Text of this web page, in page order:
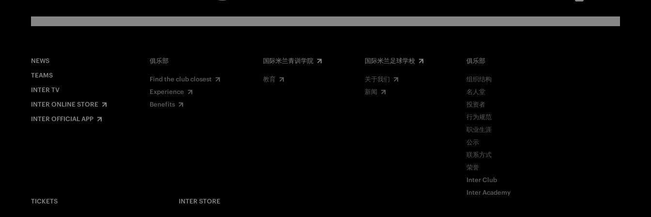
NEWS
TEAMS
INTER TV
INTER ONLINE STORE
INTER OFFICIAL APP
俱乐部
Find the club closest
Experience
Benefits
国际米兰青训学院
教育
国际米兰足球学校
关于我们
新闻
俱乐部
组织结构
名人堂
投资者
行为规范
职业生涯
公示
联系方式
荣誉
Inter Club
Inter Academy
TICKETS
INTER STORE